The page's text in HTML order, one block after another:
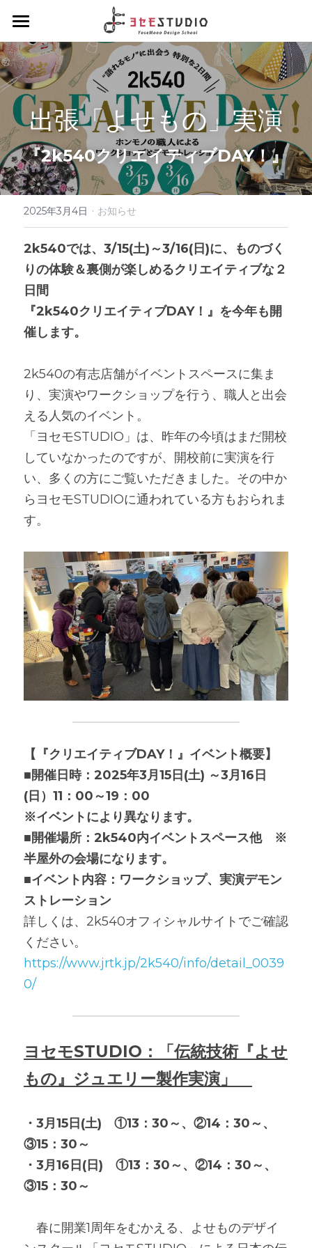
ヨセモSTUDIO
よせものデザインスクール
スクールについて
会員制度について
スタッフ紹介
Diplomaクラス
ディプロマクラスについて
デザインクラス
アルチザンクラス
ブランディングクラス
Hobbyクラス
ホビークラスについて
1dayコース
1dayコース menu
4daysコース
Workshopクラス
ワークショップクラスについて
ろう付け体験
よせ体験
デザイン体験
ENGLISH
About Yosemo Studio
DesignWorkshop
YoseMonoCraftWorkshop
夏休みハンダ付けワークショップ
出張「よせもの」実演
『2k540クリエイティブDAY！』
2025年3月4日 · お知らせ
2k540では、3/15(土)～3/16(日)に、ものづく
りの体験＆裏側が楽しめるクリエイティブな２
日間
『2k540クリエイティブDAY！』を今年も開
催します。
2k540の有志店舗がイベントスペースに集ま
り、実演やワークショップを行う、職人と出会
える人気のイベント。
「ヨセモSTUDIO」は、昨年の今頃はまだ開校
していなかったのですが、開校前に実演を行
い、多くの方にご覧いただきました。その中か
らヨセモSTUDIOに通われている方もおられま
す。
【『クリエイティブDAY！』イベント概要】
■開催日時：2025年3月15日(土) ～3月16日
(日）11：00～19：00
※イベントにより異なります。
■開催場所：2k540内イベントスペース他　※
半屋外の会場になります。
■イベント内容：ワークショップ、実演デモン
ストレーション
詳しくは、2k540オフィシャルサイトでご確認
ください。
https://www.jrtk.jp/2k540/info/detail_0039
0/
ヨセモSTUDIO：「伝統技術『よせ
もの』ジュエリー製作実演」
・3月15日(土)　①13：30～、②14：30～、
③15：30～
・3月16日(日)　①13：30～、②14：30～、
③15：30～
春に開業1周年をむかえる、よせものデザイ